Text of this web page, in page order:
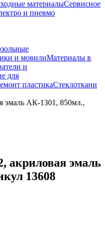
материалыСервисное
и пневмо
и мовилиМатериалы в
и
для
пластикаСтеклоткани
эмаль АК-1301, 850мл.,
акриловая эмаль
13608